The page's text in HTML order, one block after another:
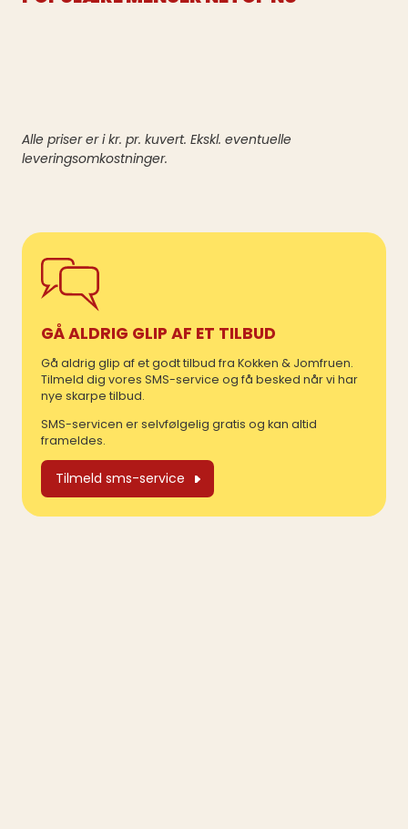
Alle priser er i kr. pr. kuvert. Ekskl. eventuelle
leveringsomkostninger.
GÅ ALDRIG GLIP AF ET TILBUD
Gå aldrig glip af et godt tilbud fra Kokken & Jomfruen.
Tilmeld dig vores SMS-service og få besked når vi har
nye skarpe tilbud.
SMS-servicen er selvfølgelig gratis og kan altid
frameldes.
Tilmeld sms-service